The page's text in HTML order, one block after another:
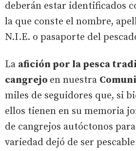
deberán estar identificados
la que conste el nombre,
N.I.E. o pasaporte del
La afición por la pesca
cangrejo en nuestra
miles de seguidores que, si
ellos tienen en su memoria
de cangrejos autóctonos
variedad dejó de ser